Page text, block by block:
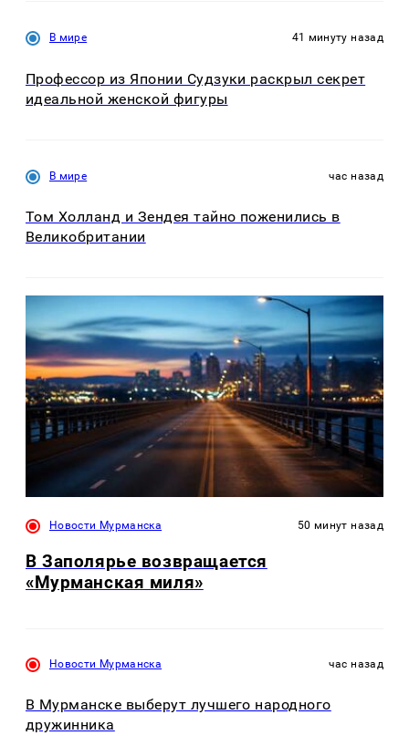
В мире 41 минуту назад
Профессор из Японии Судзуки раскрыл секрет
идеальной женской фигуры
В мире час назад
Том Холланд и Зендея тайно поженились в
Великобритании
Новости Мурманска 50 минут назад
В Заполярье возвращается
«Мурманская миля»
Новости Мурманска час назад
В Мурманске выберут лучшего народного
дружинника